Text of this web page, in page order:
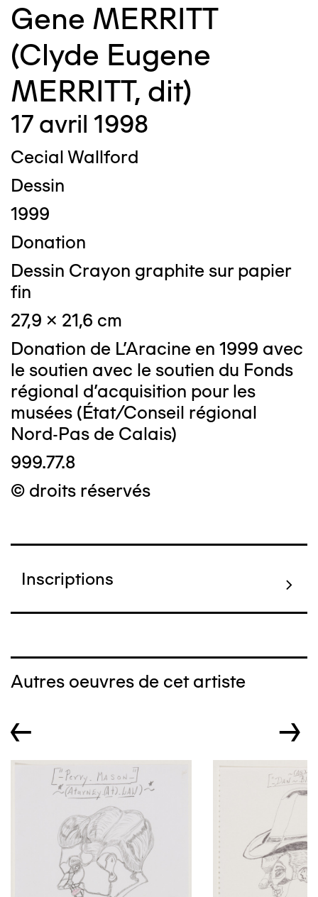
Gene MERRITT
(Clyde Eugene
MERRITT, dit)
17 avril 1998
Cecial Wallford
Dessin
1999
Donation
Dessin Crayon graphite sur papier
fin
27,9 x 21,6 cm
Donation de L'Aracine en 1999 avec
le soutien avec le soutien du Fonds
régional d'acquisition pour les
musées (État/Conseil régional
Nord-Pas de Calais)
999.77.8
© droits réservés
Inscriptions
Autres oeuvres de cet artiste
← →